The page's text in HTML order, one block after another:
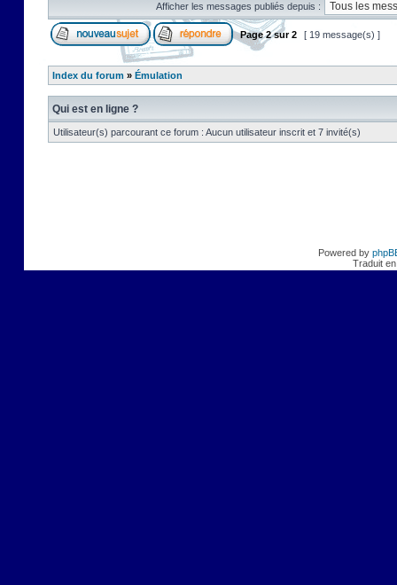
Afficher les messages publiés depuis :
Page2sur2 [ 19 message(s) ]
Index du forum » Émulation
Qui est en ligne ?
Utilisateur(s) parcourant ce forum : Aucun utilisateur inscrit et 7 invité(s)
Powered by
Traduit